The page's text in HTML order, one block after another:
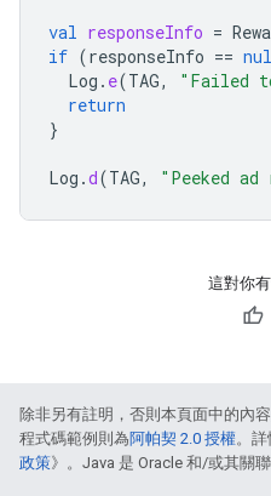
val responseInfo =
if (responseInfo ==
Log . e(TAG, "Failed
return
}
Log .d(TAG, "Peeked ad
這對你
除非另有註明，否則本頁面中的內
程式碼範例則為阿帕契 2.0 授權。
政策》。Java 是 Oracle 和/或其關